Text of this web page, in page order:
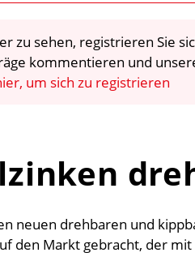
zu sehen, registrieren Sie
kommentieren und
um sich zu registrieren
neuen drehbaren und
den Markt gebracht, der